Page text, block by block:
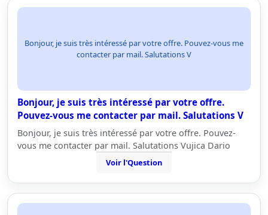
Bonjour, je suis très intéressé par votre offre. Pouvez-vous me
contacter par mail. Salutations V
Bonjour, je suis très intéressé par votre offre.
Pouvez-vous me contacter par mail. Salutations V
Bonjour, je suis très intéressé par votre offre. Pouvez-
vous me contacter par mail. Salutations Vujica Dario
Voir l'Question